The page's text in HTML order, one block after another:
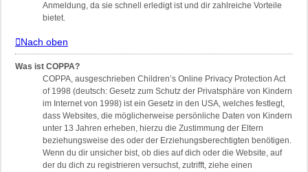
Anmeldung, da sie schnell erledigt ist und dir zahlreiche Vorteile
bietet.
Nach oben
Was ist COPPA?
COPPA, ausgeschrieben Children’s Online Privacy Protection Act
of 1998 (deutsch: Gesetz zum Schutz der Privatsphäre von Kindern
im Internet von 1998) ist ein Gesetz in den USA, welches festlegt,
dass Websites, die möglicherweise persönliche Daten von Kindern
unter 13 Jahren erheben, hierzu die Zustimmung der Eltern
beziehungsweise des oder der Erziehungsberechtigten benötigen.
Wenn du dir unsicher bist, ob dies auf dich oder die Website, auf
der du dich zu registrieren versuchst, zutrifft, ziehe einen